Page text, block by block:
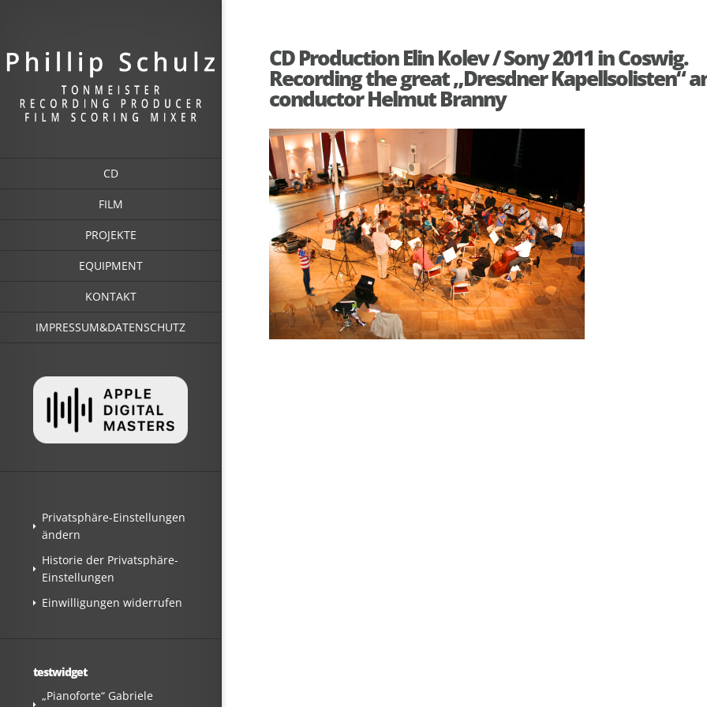
CD
FILM
PROJEKTE
EQUIPMENT
KONTAKT
IMPRESSUM&DATENSCHUTZ
Privatsphäre-Einstellungen
ändern
Historie der Privatsphäre-
Einstellungen
Einwilligungen widerrufen
testwidget
„Pianoforte“ Gabriele
CD Production Elin Kolev / Sony 2011 in Coswig.
Recording the great „Dresdner Kapellsolisten“
conductor Helmut Branny